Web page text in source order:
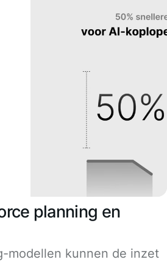
planning en
modellen kunnen de inzet